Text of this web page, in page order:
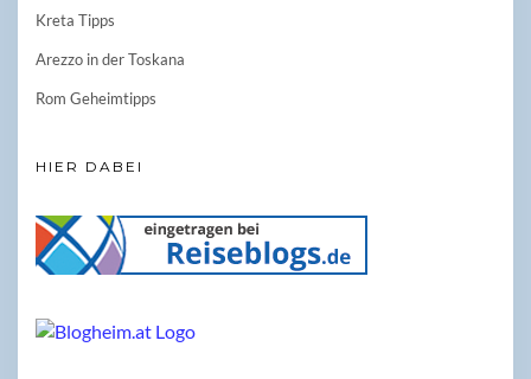
Kreta Tipps
Arezzo in der Toskana
Rom Geheimtipps
HIER DABEI